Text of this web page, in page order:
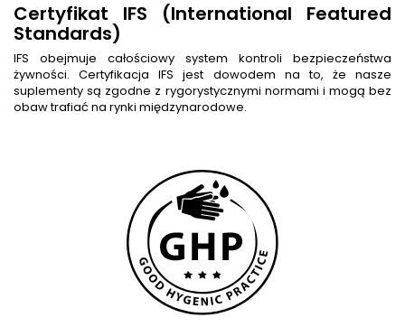
Certyfikat IFS (International Featured
Standards)
IFS obejmuje całościowy system kontroli bezpieczeństwa
żywności. Certyfikacja IFS jest dowodem na to, że nasze
suplementy są zgodne z rygorystycznymi normami i mogą bez
obaw trafiać na rynki międzynarodowe.